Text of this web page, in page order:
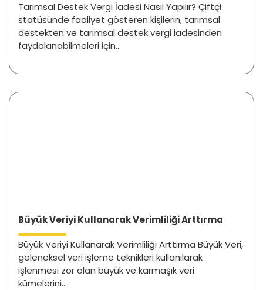
Tarımsal Destek Vergi İadesi Nasıl Yapılır? Çiftçi
statüsünde faaliyet gösteren kişilerin, tarımsal
destekten ve tarımsal destek vergi iadesinden
faydalanabilmeleri için...
Büyük Veriyi Kullanarak Verimliliği Arttırma
Büyük Veriyi Kullanarak Verimliliği Arttırma Büyük Veri,
geleneksel veri işleme teknikleri kullanılarak
işlenmesi zor olan büyük ve karmaşık veri
kümelerini...